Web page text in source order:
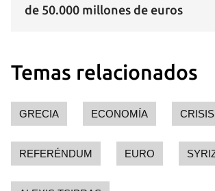
Para poder guardar como favorito,
iniciar sesión con tu cuenta de
INICIAR SESIÓN
de 50.000 millones de euros
Temas relacionados
GRECIA ECONOMÍA CRISIS
REFERÉNDUM EURO